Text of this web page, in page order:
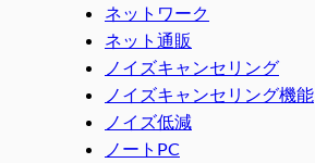
ネットワーク
ネット通販
ノイズキャンセリング
ノイズキャンセリング機能
ノイズ低減
ノートPC